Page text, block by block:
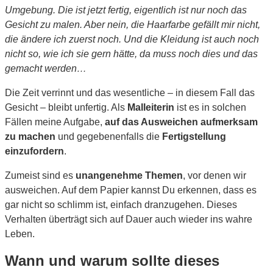
Umgebung. Die ist jetzt fertig, eigentlich ist nur noch das
Gesicht zu malen. Aber nein, die Haarfarbe gefällt mir nicht,
die ändere ich zuerst noch. Und die Kleidung ist auch noch
nicht so, wie ich sie gern hätte, da muss noch dies und das
gemacht werden…
Die Zeit verrinnt und das wesentliche – in diesem Fall das
Gesicht – bleibt unfertig. Als Malleiterin ist es in solchen
Fällen meine Aufgabe, auf das Ausweichen aufmerksam
zu machen und gegebenenfalls die Fertigstellung
einzufordern.
Zumeist sind es unangenehme Themen, vor denen wir
ausweichen. Auf dem Papier kannst Du erkennen, dass es
gar nicht so schlimm ist, einfach dranzugehen. Dieses
Verhalten überträgt sich auf Dauer auch wieder ins wahre
Leben.
Wann und warum sollte dieses